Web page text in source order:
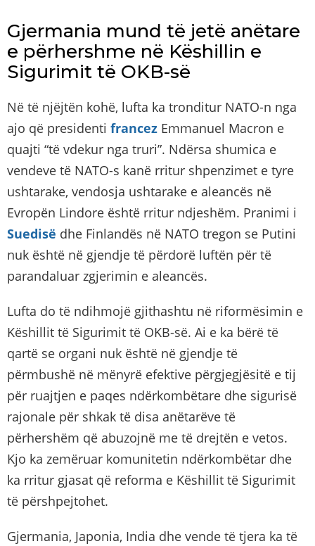
Gjermania mund të jetë anëtare
e përhershme në Këshillin e
Sigurimit të OKB-së
Në të njëjtën kohë, lufta ka tronditur NATO-n nga
ajo që presidenti francez Emmanuel Macron e
quajti “të vdekur nga truri”. Ndërsa shumica e
vendeve të NATO-s kanë rritur shpenzimet e tyre
ushtarake, vendosja ushtarake e aleancës në
Evropën Lindore është rritur ndjeshëm. Pranimi i
Suedisë dhe Finlandës në NATO tregon se Putini
nuk është në gjendje të përdorë luftën për të
parandaluar zgjerimin e aleancës.
Lufta do të ndihmojë gjithashtu në riformësimin e
Këshillit të Sigurimit të OKB-së. Ai e ka bërë të
qartë se organi nuk është në gjendje të
përmbushë në mënyrë efektive përgjegjësitë e tij
për ruajtjen e paqes ndërkombëtare dhe sigurisë
rajonale për shkak të disa anëtarëve të
përhershëm që abuzojnë me të drejtën e vetos.
Kjo ka zemëruar komunitetin ndërkombëtar dhe
ka rritur gjasat që reforma e Këshillit të Sigurimit
të përshpejtohet.
Gjermania, Japonia, India dhe vende të tjera ka të